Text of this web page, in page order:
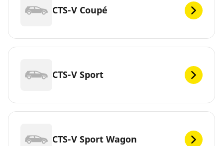
CTS-V Coupé
CTS-V Sport
CTS-V Sport Wagon